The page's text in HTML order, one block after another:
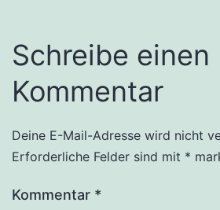
Schreibe einen
Kommentar
Deine E-Mail-Adresse wird nicht
Erforderliche Felder sind mit *
Kommentar *